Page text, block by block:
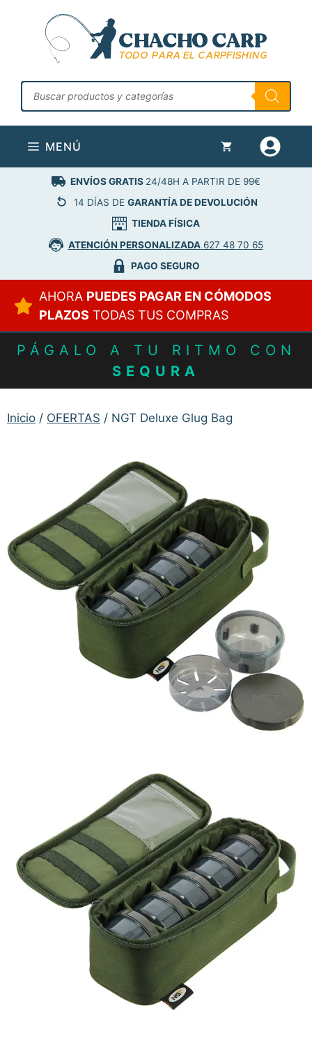
contenido
Búsqueda
de
productos
MENÚ
ENVÍOS GRATIS 24/48H A PARTIR DE 99€
14 DÍAS DE GARANTÍA DE DEVOLUCIÓN
TIENDA FÍSICA
ATENCIÓN PERSONALIZADA627 48 70 65
PAGO SEGURO
AHORA PUEDES PAGAR EN CÓMODOS
PLAZOS TODAS TUS COMPRAS
PÁGALO A TU RITMO CON
SEQURA
Inicio / OFERTAS / NGT Deluxe Glug Bag